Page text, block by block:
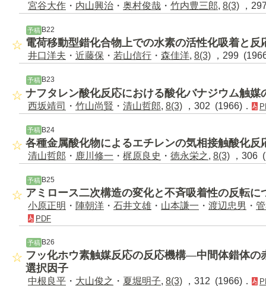
宮谷大作 ・ 内山興治 ・ 奥村俊哉 ・ 竹内豊三郎, 8(3) ，
予稿 B22
電荷移動型錯化合物上での水素の活性化吸着と反
井口洋夫 ・ 近藤保 ・ 若山信行 ・ 森佳洋, 8(3) ，299
予稿 B23
ナフタレン酸化反応における酸化バナジウム触媒
西坂靖司 ・ 竹山尚賢 ・ 清山哲郎, 8(3) ，302 (1966)．
予稿 B24
各種金属酸化物によるエチレンの気相接触酸化反
清山哲郎 ・ 鹿川修一 ・ 梶原良史 ・ 徳永栄之, 8(3) ，306
予稿B25
アミロース二次構造の変化と不斉吸着性の反転に
小原正明 ・ 陣朝洋 ・ 石井文雄 ・ 山本謙一 ・ 渡辺忠男 ・
PDF
予稿 B26
フッ化ホウ素触媒反応の反応機構―中間体錯体の
選択因子
中根良平 ・ 大山俊之 ・ 夏堀明子, 8(3) ，312 (1966)．